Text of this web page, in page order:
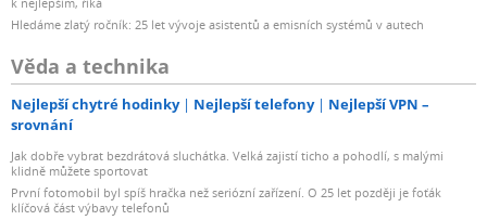
Hledáme zlatý ročník: 25 let vývoje asistentů a emisních systémů v autech
Věda a technika
Nejlepší chytré hodinky Nejlepší telefony
Nejlepší VPN –
srovnání
Jak dobře vybrat bezdrátová sluchátka. Velká zajistí ticho a pohodlí, s malými
klidně můžete sportovat
První fotomobil byl spíš hračka než seriózní zařízení. O 25 let později je foťák
klíčová část výbavy telefonů